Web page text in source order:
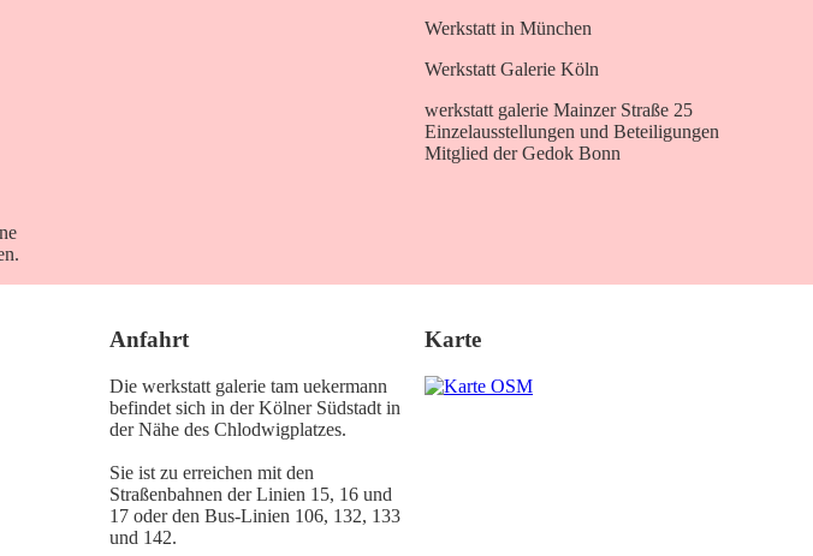
Werkstatt in München
Werkstatt Galerie Köln
werkstatt galerie Mainzer Straße 25
Einzelausstellungen und Beteiligungen
Mitglied der Gedok Bonn
Anfahrt
Die werkstatt galerie tam uekermann
befindet sich in der Kölner Südstadt in
der Nähe des Chlodwigplatzes.
Sie ist zu erreichen mit den
Straßenbahnen der Linien 15, 16 und
17 oder den Bus-Linien 106, 132, 133
und 142.
Karte